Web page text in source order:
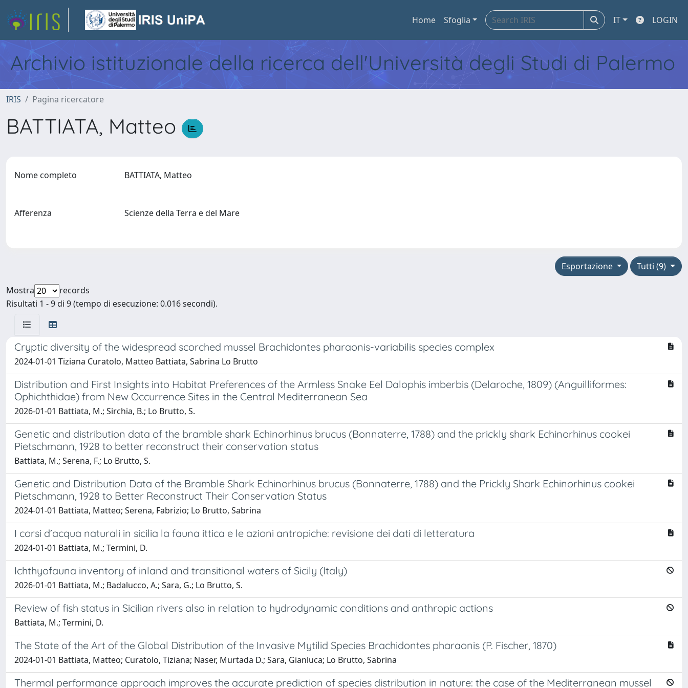
Home Sfoglia IT LOGIN
Archivio istituzionale della ricerca dell'Università degli Studi di Palermo
IRIS Pagina ricercatore
BATTIATA, Matteo
Nome completo BATTIATA, Matteo
Afferenza Scienze della Terra e del Mare
Tutti (9)
Esportazione
Mostra
records
Risultati 1 - 9 di 9 (tempo di esecuzione: 0.016 secondi).
Cryptic diversity of the widespread scorched mussel Brachidontes pharaonis-variabilis species complex
2024-01-01 Tiziana Curatolo, Matteo Battiata, Sabrina Lo Brutto
Distribution and First Insights into Habitat Preferences of the Armless Snake Eel Dalophis imberbis (Delaroche, 1809) (Anguilliformes:
Ophichthidae) from New Occurrence Sites in the Central Mediterranean Sea
2026-01-01 Battiata, M.; Sirchia, B.; Lo Brutto, S.
Genetic and distribution data of the bramble shark Echinorhinus brucus (Bonnaterre, 1788) and the prickly shark Echinorhinus cookei
Pietschmann, 1928 to better reconstruct their conservation status
Battiata, M.; Serena, F.; Lo Brutto, S.
Genetic and Distribution Data of the Bramble Shark Echinorhinus brucus (Bonnaterre, 1788) and the Prickly Shark Echinorhinus cookei
Pietschmann, 1928 to Better Reconstruct Their Conservation Status
2024-01-01 Battiata, Matteo; Serena, Fabrizio; Lo Brutto, Sabrina
I corsi d’acqua naturali in sicilia la fauna ittica e le azioni antropiche: revisione dei dati di letteratura
2024-01-01 Battiata, M.; Termini, D.
Ichthyofauna inventory of inland and transitional waters of Sicily (Italy)
2026-01-01 Battiata, M.; Badalucco, A.; Sara, G.; Lo Brutto, S.
Review of fish status in Sicilian rivers also in relation to hydrodynamic conditions and anthropic actions
Battiata, M.; Termini, D.
The State of the Art of the Global Distribution of the Invasive Mytilid Species Brachidontes pharaonis (P. Fischer, 1870)
2024-01-01 Battiata, Matteo; Curatolo, Tiziana; Naser, Murtada D.; Sara, Gianluca; Lo Brutto, Sabrina
Thermal performance approach improves the accurate prediction of species distribution in nature: the case of the Mediterranean mussel